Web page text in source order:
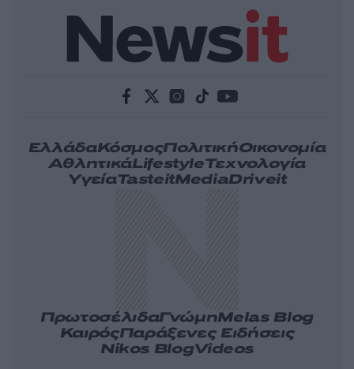
ΕλλάδαΚόσμοςΠολιτικήΟικονομία
ΑθλητικάLifestyleΤεχνολογία
ΥγείαTasteitMediaDriveit
ΠρωτοσέλιδαΓνώμηMelas Blog
ΚαιρόςΠαράξενες Ειδήσεις
Nikos BlogVideos